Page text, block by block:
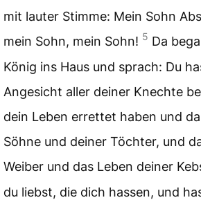
mit lauter Stimme: Mein Sohn
mein Sohn, mein Sohn! 5 Da
König ins Haus und sprach: Du
Angesicht aller deiner Knechte
dein Leben errettet haben und
Söhne und deiner Töchter, und
Weiber und das Leben deiner
du liebst, die dich hassen, und